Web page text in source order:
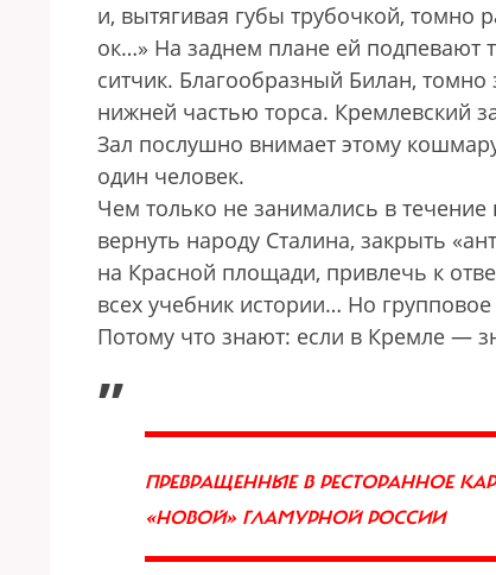
и, вытягивая губы трубочкой, томно
ок…» На заднем плане ей подпевают
ситчик. Благообразный Билан,
нижней частью торса. Кремлевский
Зал послушно внимает этому
один человек.
Чем только не занимались в
вернуть народу Сталина, закрыть
на Красной площади, привлечь к
всех учебник истории… Но
Потому что знают: если в Кремле —
„
ПРЕВРАЩЕННЫЕ В РЕСТОРАННОЕ
«НОВОЙ» ГЛАМУРНОЙ РОССИИ